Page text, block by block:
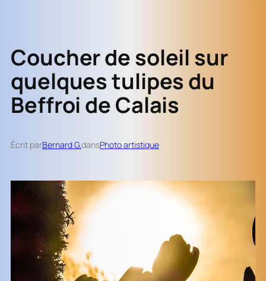
Coucher de soleil sur
quelques tulipes du
Beffroi de Calais
Écrit parBernard G.dansPhoto artistique